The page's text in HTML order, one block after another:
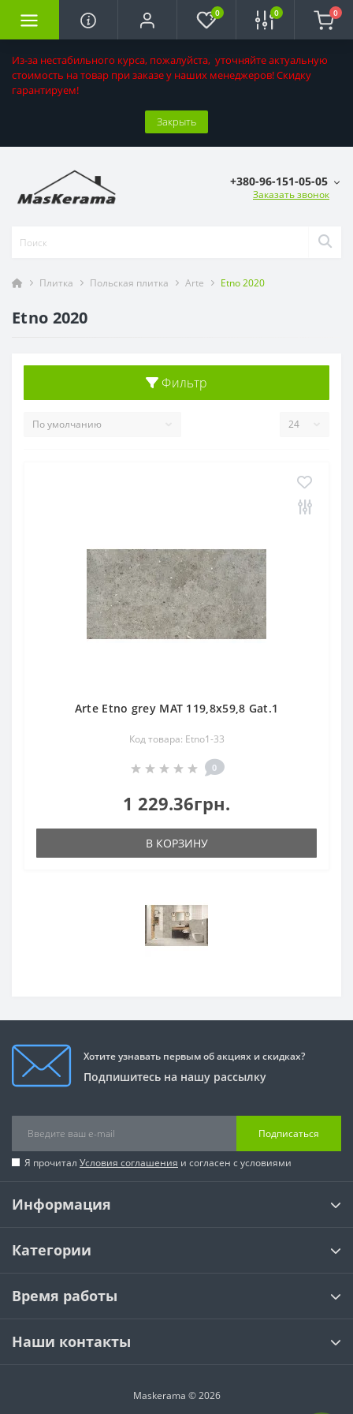
Из-за нестабильного курса, пожалуйста, уточняйте актуальную
стоимость на товар при заказе у наших менеджеров! Скидку
гарантируем!
Закрыть
0 0 0
+380-96-151-05-05
Заказать звонок
Плитка Польская плитка Arte Etno 2020
Etno 2020
Фильтр
Arte Etno grey MAT 119,8x59,8 Gat.1
Код товара: Etno1-33
0
1 229.36грн.
В КОРЗИНУ
Хотите узнавать первым об акциях и скидках?
Подпишитесь на нашу рассылку
Подписаться
Я прочитал Условия соглашения и согласен с условиями
Информация
Категории
Время работы
Наши контакты
Maskerama © 2026